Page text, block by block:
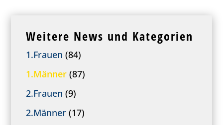
Weitere News und Kategorien
1.Frauen (84)
1.Männer (87)
2.Frauen (9)
2.Männer (17)